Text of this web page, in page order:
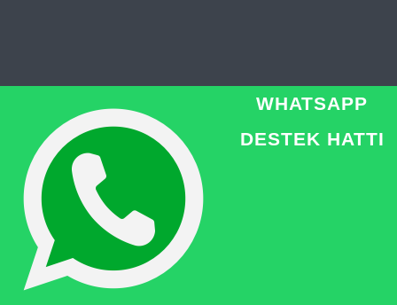
Adana Veteriner
Adana Nöbetçi Veteriner
© Copyright
WHATSAPP
DESTEK HATTI